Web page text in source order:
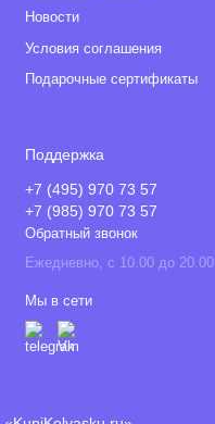
Новости
Условия соглашения
Подарочные сертификаты
Поддержка
+7 (495) 970 73 57
+7 (985) 970 73 57
Обратный звонок
Ежедневно, с 10.00 до 20.00
Мы в сети